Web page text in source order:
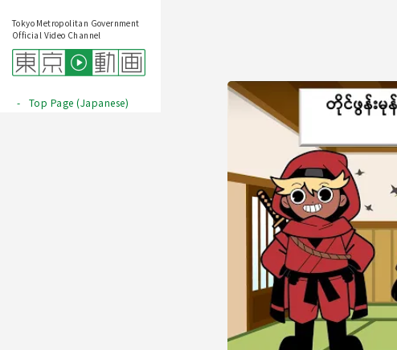
Tokyo Metropolitan Government
Official Video Channel
Top Page (Japanese)